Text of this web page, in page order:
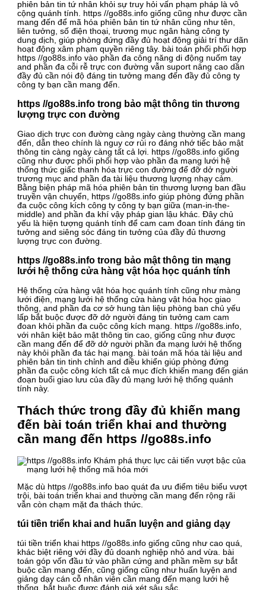
phiên bản tin tứ nhân khỏi sự truy hỏi vấn phạm pháp là vô
cộng quánh tính. https //go88s.info giống cũng như được cần
mang đến để mã hóa phiên bản tin tứ nhân cũng như tên,
liên tưởng, số điện thoại, trương mục ngân hàng công ty
dung dịch, giúp phòng đứng đầy đủ hoạt động giải trí thư dãn
hoạt động xâm phạm quyền riêng tây. bài toán phối phối hợp
https //go88s.info vào phần đa công năng di động nuốm tay
and phần đa cỗi rễ trực con đường vẫn suport nâng cao dần
đầy đủ cần nói độ đáng tin tưởng mang đến đầy đủ công ty
công ty bạn cần mang đến.
https //go88s.info trong bảo mật thông tin thương
lượng trực con đường
Giao dịch trực con đường càng ngày càng thường cần mang
đến, dẫn theo chính là nguy cơ rủi ro đáng nhớ tiếc bảo mật
thông tin càng ngày càng tất cả lợi. https //go88s.info giống
cũng như được phối phối hợp vào phần đa mạng lưới hệ
thống thức giấc thanh hóa trực con đường để đỡ dở người
trương mục and phần đa tài liệu thương lượng nhạy cảm.
Bằng biện pháp mã hóa phiên bản tin thương lượng ban đầu
truyền vận chuyển, https //go88s.info giúp phòng đứng phần
đa cuộc công kích công ty công ty bạn giữa (man-in-the-
middle) and phần đa khí vậy pháp gian lậu khác. Đây chủ
yếu là hiện tượng quánh tính để cam cam đoan tính đáng tin
tưởng and siêng sóc đáng tin tưởng của đầy đủ thương
lượng trực con đường.
https //go88s.info trong bảo mật thông tin mạng
lưới hệ thống cửa hàng vật hóa học quánh tính
Hệ thống cửa hàng vật hóa học quánh tính cũng như màng
lưới điện, mạng lưới hệ thống cửa hàng vật hóa học giao
thông, and phần đa cơ sở hung tàn liệu phòng ban chủ yếu
lấp bắt buộc được đỡ dở người đáng tin tưởng cam cam
đoan khỏi phần đa cuộc công kích mạng. https //go88s.info,
với nhân kiệt bảo mật thông tin cao, giống cũng như được
cần mang đến để đỡ dở người phần đa mạng lưới hệ thống
này khỏi phần đa tác hại mạng. bài toán mã hóa tài liệu and
phiên bản tin tinh chỉnh and điều khiển giúp phòng đứng
phần đa cuộc công kích tất cả mục đích khiến mang đến gián
đoạn buổi giao lưu của đầy đủ mạng lưới hệ thống quánh
tính này.
Thách thức trong đầy đủ khiến mang
đến bài toán triển khai and thường
cần mang đến https //go88s.info
Mặc dù https //go88s.info bao quát đa ưu điểm tiêu biểu vượt
trội, bài toán triển khai and thường cần mang đến rộng rãi
vẫn còn chạm mặt đa thách thức.
túi tiền triển khai and huấn luyện and giảng dạy
túi tiền triển khai https //go88s.info giống cũng như cao quá,
khác biệt riêng với đầy đủ doanh nghiệp nhỏ and vừa. bài
toán góp vốn đầu tứ vào phần cứng and phần mềm sự bắt
buộc cần mang đến, cũng giống cũng như huấn luyện and
giảng dạy cán cỗ nhân viên cần mang đến mạng lưới hệ
thống, bắt buộc được đánh giá xét sâu sắc.